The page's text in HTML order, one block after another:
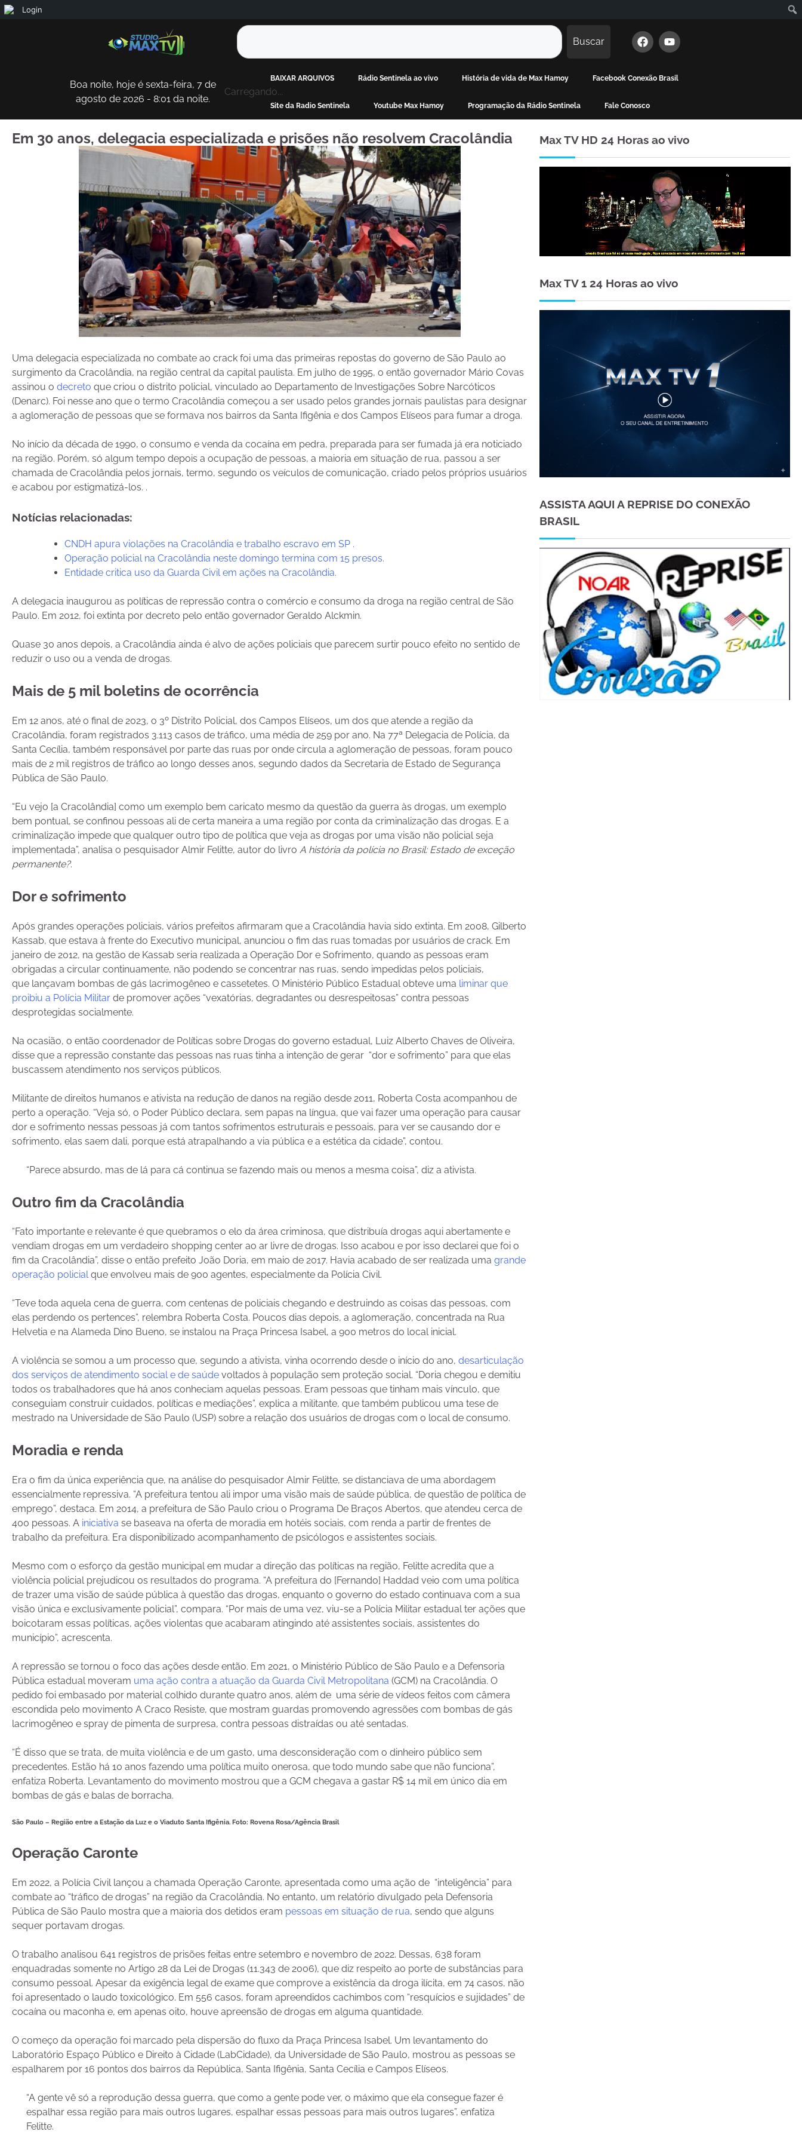
Buscar
Boa noite, hoje é sexta-feira, 7 de
agosto de 2026 - 8:01 da noite.
Carregando...
BAIXAR ARQUIVOS Rádio Sentinela ao vivo História de vida de Max Hamoy Facebook Conexão Brasil
Site da Radio Sentinela Youtube Max Hamoy Programação da Rádio Sentinela Fale Conosco
Em 30 anos, delegacia especializada e prisões não resolvem Cracolândia
Uma delegacia especializada no combate ao crack foi uma das primeiras repostas do governo de São Paulo ao
surgimento da Cracolândia, na região central da capital paulista. Em julho de 1995, o então governador Mário Covas
assinou o decreto que criou o distrito policial, vinculado ao Departamento de Investigações Sobre Narcóticos
(Denarc). Foi nesse ano que o termo Cracolândia começou a ser usado pelos grandes jornais paulistas para designar
a aglomeração de pessoas que se formava nos bairros da Santa Ifigênia e dos Campos Elíseos para fumar a droga.
No início da década de 1990, o consumo e venda da cocaína em pedra, preparada para ser fumada já era noticiado
na região. Porém, só algum tempo depois a ocupação de pessoas, a maioria em situação de rua, passou a ser
chamada de Cracolândia pelos jornais, termo, segundo os veículos de comunicação, criado pelos próprios usuários
e acabou por estigmatizá-los. .
Notícias relacionadas:
CNDH apura violações na Cracolândia e trabalho escravo em SP .
Operação policial na Cracolândia neste domingo termina com 15 presos.
Entidade critica uso da Guarda Civil em ações na Cracolândia.
A delegacia inaugurou as políticas de repressão contra o comércio e consumo da droga na região central de São
Paulo. Em 2012, foi extinta por decreto pelo então governador Geraldo Alckmin.
Quase 30 anos depois, a Cracolândia ainda é alvo de ações policiais que parecem surtir pouco efeito no sentido de
reduzir o uso ou a venda de drogas.
Mais de 5 mil boletins de ocorrência
Em 12 anos, até o final de 2023, o 3º Distrito Policial, dos Campos Elíseos, um dos que atende a região da
Cracolândia, foram registrados 3.113 casos de tráfico, uma média de 259 por ano. Na 77ª Delegacia de Polícia, da
Santa Cecília, também responsável por parte das ruas por onde circula a aglomeração de pessoas, foram pouco
mais de 2 mil registros de tráfico ao longo desses anos, segundo dados da Secretaria de Estado de Segurança
Pública de São Paulo.
“Eu vejo [a Cracolândia] como um exemplo bem caricato mesmo da questão da guerra às drogas, um exemplo
bem pontual, se confinou pessoas ali de certa maneira a uma região por conta da criminalização das drogas. E a
criminalização impede que qualquer outro tipo de política que veja as drogas por uma visão não policial seja
implementada”, analisa o pesquisador Almir Felitte, autor do livro A história da polícia no Brasil: Estado de exceção
permanente?.
Dor e sofrimento
Após grandes operações policiais, vários prefeitos afirmaram que a Cracolândia havia sido extinta. Em 2008, Gilberto
Kassab, que estava à frente do Executivo municipal, anunciou o fim das ruas tomadas por usuários de crack. Em
janeiro de 2012, na gestão de Kassab seria realizada a Operação Dor e Sofrimento, quando as pessoas eram
obrigadas a circular continuamente, não podendo se concentrar nas ruas, sendo impedidas pelos policiais,
que lançavam bombas de gás lacrimogêneo e cassetetes. O Ministério Público Estadual obteve uma liminar que
proibiu a Polícia Militar de promover ações “vexatórias, degradantes ou desrespeitosas” contra pessoas
desprotegidas socialmente.
Na ocasião, o então coordenador de Políticas sobre Drogas do governo estadual, Luiz Alberto Chaves de Oliveira,
disse que a repressão constante das pessoas nas ruas tinha a intenção de gerar “dor e sofrimento” para que elas
buscassem atendimento nos serviços públicos.
Militante de direitos humanos e ativista na redução de danos na região desde 2011, Roberta Costa acompanhou de
perto a operação. “Veja só, o Poder Público declara, sem papas na língua, que vai fazer uma operação para causar
dor e sofrimento nessas pessoas já com tantos sofrimentos estruturais e pessoais, para ver se causando dor e
sofrimento, elas saem dali, porque está atrapalhando a via pública e a estética da cidade”, contou.
“Parece absurdo, mas de lá para cá continua se fazendo mais ou menos a mesma coisa”, diz a ativista.
Outro fim da Cracolândia
“Fato importante e relevante é que quebramos o elo da área criminosa, que distribuía drogas aqui abertamente e
vendiam drogas em um verdadeiro shopping center ao ar livre de drogas. Isso acabou e por isso declarei que foi o
fim da Cracolândia”, disse o então prefeito João Doria, em maio de 2017. Havia acabado de ser realizada uma grande
operação policialque envolveu mais de 900 agentes, especialmente da Polícia Civil.
“Teve toda aquela cena de guerra, com centenas de policiais chegando e destruindo as coisas das pessoas, com
elas perdendo os pertences”, relembra Roberta Costa. Poucos dias depois, a aglomeração, concentrada na Rua
Helvetia e na Alameda Dino Bueno, se instalou na Praça Princesa Isabel, a 900 metros do local inicial.
A violência se somou a um processo que, segundo a ativista, vinha ocorrendo desde o início do ano, desarticulação
dos serviços de atendimento social e de saúde voltados à população sem proteção social. “Doria chegou e demitiu
todos os trabalhadores que há anos conheciam aquelas pessoas. Eram pessoas que tinham mais vínculo, que
conseguiam construir cuidados, políticas e mediações”, explica a militante, que também publicou uma tese de
mestrado na Universidade de São Paulo (USP) sobre a relação dos usuários de drogas com o local de consumo.
Moradia e renda
Era o fim da única experiência que, na análise do pesquisador Almir Felitte, se distanciava de uma abordagem
essencialmente repressiva. “A prefeitura tentou ali impor uma visão mais de saúde pública, de questão de política de
emprego”, destaca. Em 2014, a prefeitura de São Paulo criou o Programa De Braços Abertos, que atendeu cerca de
400 pessoas. A iniciativa se baseava na oferta de moradia em hotéis sociais, com renda a partir de frentes de
trabalho da prefeitura. Era disponibilizado acompanhamento de psicólogos e assistentes sociais.
Mesmo com o esforço da gestão municipal em mudar a direção das políticas na região, Felitte acredita que a
violência policial prejudicou os resultados do programa. “A prefeitura do [Fernando] Haddad veio com uma política
de trazer uma visão de saúde pública à questão das drogas, enquanto o governo do estado continuava com a sua
visão única e exclusivamente policial”, compara. “Por mais de uma vez, viu-se a Polícia Militar estadual ter ações que
boicotaram essas políticas, ações violentas que acabaram atingindo até assistentes sociais, assistentes do
município”, acrescenta.
A repressão se tornou o foco das ações desde então. Em 2021, o Ministério Público de São Paulo e a Defensoria
Pública estadual moveram uma ação contra a atuação da Guarda Civil Metropolitana (GCM) na Cracolândia. O
pedido foi embasado por material colhido durante quatro anos, além de uma série de vídeos feitos com câmera
escondida pelo movimento A Craco Resiste, que mostram guardas promovendo agressões com bombas de gás
lacrimogêneo e spray de pimenta de surpresa, contra pessoas distraídas ou até sentadas.
“É disso que se trata, de muita violência e de um gasto, uma desconsideração com o dinheiro público sem
precedentes. Estão há 10 anos fazendo uma política muito onerosa, que todo mundo sabe que não funciona”,
enfatiza Roberta. Levantamento do movimento mostrou que a GCM chegava a gastar R$ 14 mil em único dia em
bombas de gás e balas de borracha.
São Paulo – Região entre a Estação da Luz e o Viaduto Santa Ifigênia. Foto: Rovena Rosa/Agência Brasil
Operação Caronte
Em 2022, a Polícia Civil lançou a chamada Operação Caronte, apresentada como uma ação de “inteligência” para
combate ao “tráfico de drogas” na região da Cracolândia. No entanto, um relatório divulgado pela Defensoria
Pública de São Paulo mostra que a maioria dos detidos eram pessoas em situação de rua, sendo que alguns
sequer portavam drogas.
O trabalho analisou 641 registros de prisões feitas entre setembro e novembro de 2022. Dessas, 638 foram
enquadradas somente no Artigo 28 da Lei de Drogas (11.343 de 2006), que diz respeito ao porte de substâncias para
consumo pessoal. Apesar da exigência legal de exame que comprove a existência da droga ilícita, em 74 casos, não
foi apresentado o laudo toxicológico. Em 556 casos, foram apreendidos cachimbos com “resquícios e sujidades” de
cocaína ou maconha e, em apenas oito, houve apreensão de drogas em alguma quantidade.
O começo da operação foi marcado pela dispersão do fluxo da Praça Princesa Isabel. Um levantamento do
Laboratório Espaço Público e Direito à Cidade (LabCidade), da Universidade de São Paulo, mostrou as pessoas se
espalharem por 16 pontos dos bairros da República, Santa Ifigênia, Santa Cecília e Campos Elíseos.
“A gente vê só a reprodução dessa guerra, que como a gente pode ver, o máximo que ela consegue fazer é
espalhar essa região para mais outros lugares, espalhar essas pessoas para mais outros lugares”, enfatiza
Felitte.
Max TV HD 24 Horas ao vivo
Max TV 1 24 Horas ao vivo
ASSISTA AQUI A REPRISE DO CONEXÃO
BRASIL
Login